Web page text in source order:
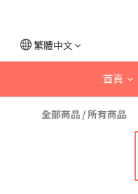
繁體中文
首頁
全部商品 /所有商品